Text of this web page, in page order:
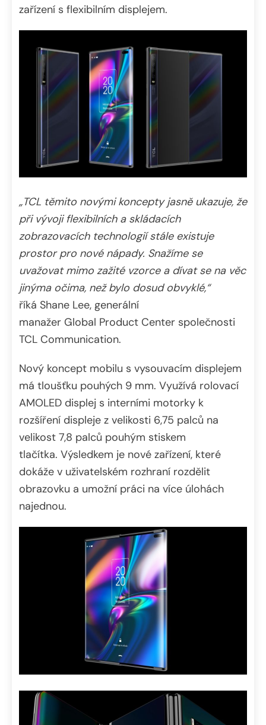
zařízení s flexibilním displejem.
„TCL těmito novými koncepty jasně ukazuje, že
při vývoji flexibilních a skládacích
zobrazovacích technologií stále existuje
prostor pro nové nápady. Snažíme se
uvažovat mimo zažité vzorce a dívat se na věc
jinýma očima, než bylo dosud obvyklé,“
říká Shane Lee, generální
manažer Global Product Center společnosti
TCL Communication.
Nový koncept mobilu s vysouvacím displejem
má tloušťku pouhých 9 mm. Využívá rolovací
AMOLED displej s interními motorky k
rozšíření displeje z velikosti 6,75 palců na
velikost 7,8 palců pouhým stiskem
tlačítka. Výsledkem je nové zařízení, které
dokáže v uživatelském rozhraní rozdělit
obrazovku a umožní práci na více úlohách
najednou.